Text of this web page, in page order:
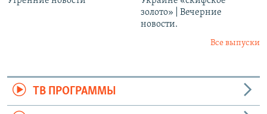
золото» | Вечерние
новости.
Все выпуски
ТВ ПРОГРАММЫ